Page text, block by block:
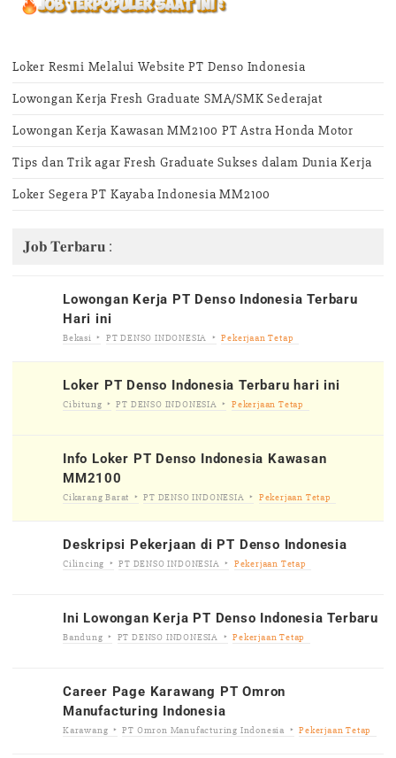
Loker Resmi Melalui Website PT Denso Indonesia
Lowongan Kerja Fresh Graduate SMA/SMK Sederajat
Lowongan Kerja Kawasan MM2100 PT Astra Honda Motor
Tips dan Trik agar Fresh Graduate Sukses dalam Dunia Kerja
Loker Segera PT Kayaba Indonesia MM2100
𝐉𝐨𝐛 𝐓𝐞𝐫𝐛𝐚𝐫𝐮 :
Lowongan Kerja PT Denso Indonesia Terbaru
Hari ini
Bekasi PT DENSO INDONESIA Pekerjaan Tetap
Loker PT Denso Indonesia Terbaru hari ini
Cibitung PT DENSO INDONESIA Pekerjaan Tetap
Info Loker PT Denso Indonesia Kawasan
MM2100
Cikarang Barat PT DENSO INDONESIA Pekerjaan Tetap
Deskripsi Pekerjaan di PT Denso Indonesia
Cilincing PT DENSO INDONESIA Pekerjaan Tetap
Ini Lowongan Kerja PT Denso Indonesia Terbaru
Bandung PT DENSO INDONESIA Pekerjaan Tetap
Career Page Karawang PT Omron
Manufacturing Indonesia
Karawang PT Omron Manufacturing Indonesia Pekerjaan Tetap